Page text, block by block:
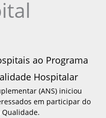
ao Programa
Hospitalar
(ANS) iniciou
em participar do